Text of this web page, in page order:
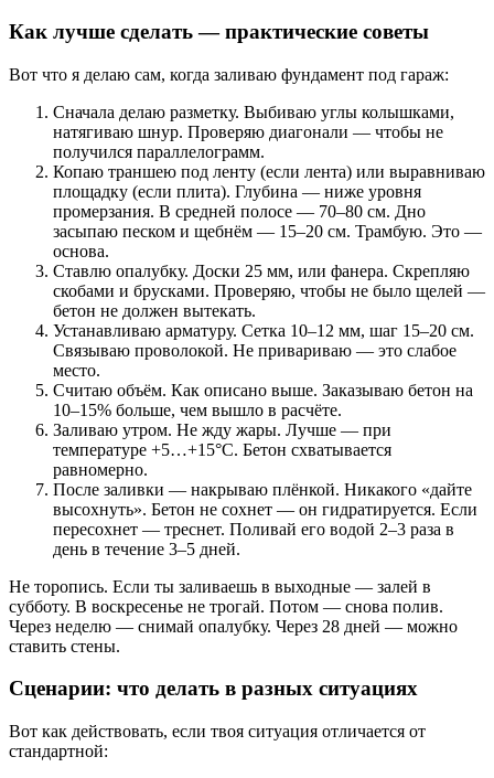
Как лучше сделать — практические советы
Вот что я делаю сам, когда заливаю фундамент под гараж:
Сначала делаю разметку. Выбиваю углы колышками,
натягиваю шнур. Проверяю диагонали — чтобы не
получился параллелограмм.
Копаю траншею под ленту (если лента) или выравниваю
площадку (если плита). Глубина — ниже уровня
промерзания. В средней полосе — 70–80 см. Дно
засыпаю песком и щебнём — 15–20 см. Трамбую. Это —
основа.
Ставлю опалубку. Доски 25 мм, или фанера. Скрепляю
скобами и брусками. Проверяю, чтобы не было щелей —
бетон не должен вытекать.
Устанавливаю арматуру. Сетка 10–12 мм, шаг 15–20 см.
Связываю проволокой. Не привариваю — это слабое
место.
Считаю объём. Как описано выше. Заказываю бетон на
10–15% больше, чем вышло в расчёте.
Заливаю утром. Не жду жары. Лучше — при
температуре +5…+15°C. Бетон схватывается
равномерно.
После заливки — накрываю плёнкой. Никакого «дайте
высохнуть». Бетон не сохнет — он гидратируется. Если
пересохнет — треснет. Поливай его водой 2–3 раза в
день в течение 3–5 дней.
Не торопись. Если ты заливаешь в выходные — залей в
субботу. В воскресенье не трогай. Потом — снова полив.
Через неделю — снимай опалубку. Через 28 дней — можно
ставить стены.
Сценарии: что делать в разных ситуациях
Вот как действовать, если твоя ситуация отличается от
стандартной: